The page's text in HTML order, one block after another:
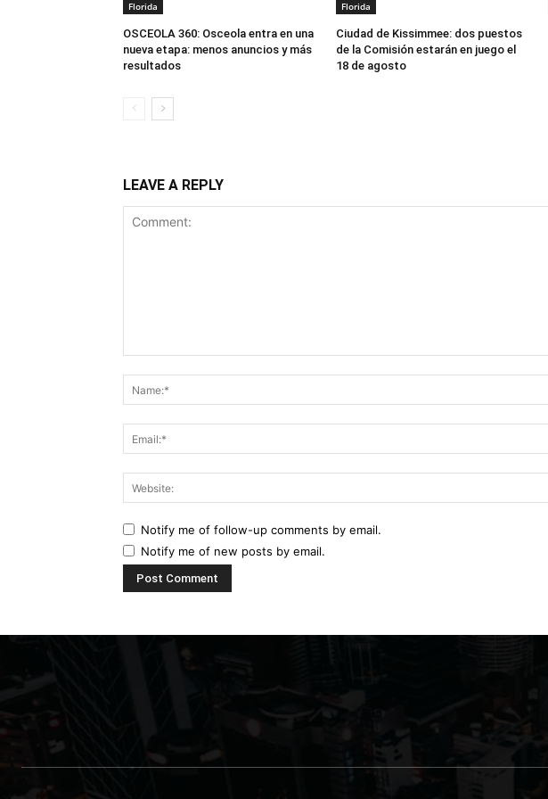
Florida
OSCEOLA 360: Osceola entra en una
nueva etapa: menos anuncios y más
resultados
Florida
Ciudad de Kissimmee: dos puestos
de la Comisión estarán en juego el
18 de agosto
LEAVE A REPLY
Notify me of follow-up comments by email.
Notify me of new posts by email.